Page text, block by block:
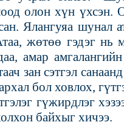
олон хүн үхсэн.
Ялангуяа шунал
жөтөө гэдэг
амар
зан сэтгэл
бол ховлох,
гүжирдлэг
байхыг хичээ.